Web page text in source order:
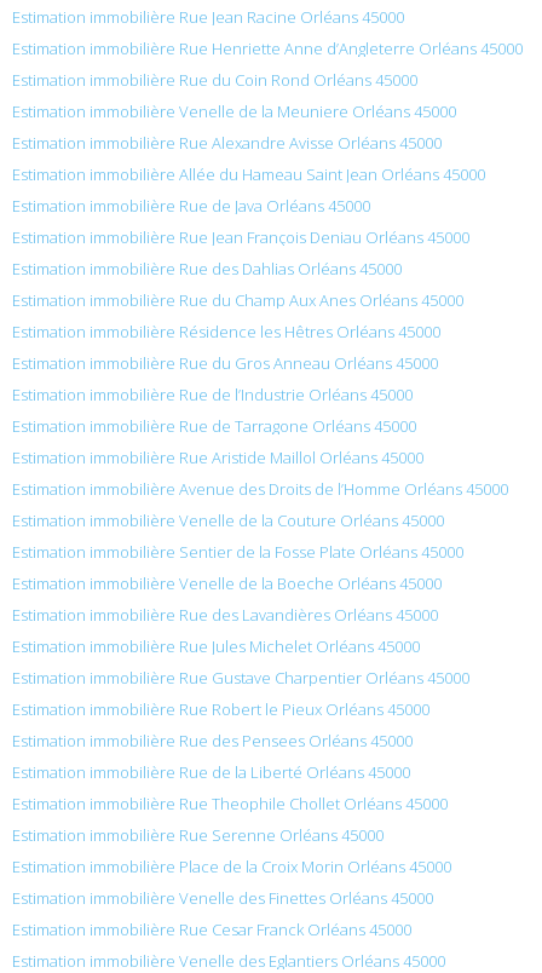
Estimation immobilière Rue Jean Racine Orléans 45000
Estimation immobilière Rue Henriette Anne d’Angleterre Orléans 45000
Estimation immobilière Rue du Coin Rond Orléans 45000
Estimation immobilière Venelle de la Meuniere Orléans 45000
Estimation immobilière Rue Alexandre Avisse Orléans 45000
Estimation immobilière Allée du Hameau Saint Jean Orléans 45000
Estimation immobilière Rue de Java Orléans 45000
Estimation immobilière Rue Jean François Deniau Orléans 45000
Estimation immobilière Rue des Dahlias Orléans 45000
Estimation immobilière Rue du Champ Aux Anes Orléans 45000
Estimation immobilière Résidence les Hêtres Orléans 45000
Estimation immobilière Rue du Gros Anneau Orléans 45000
Estimation immobilière Rue de l’Industrie Orléans 45000
Estimation immobilière Rue de Tarragone Orléans 45000
Estimation immobilière Rue Aristide Maillol Orléans 45000
Estimation immobilière Avenue des Droits de l’Homme Orléans 45000
Estimation immobilière Venelle de la Couture Orléans 45000
Estimation immobilière Sentier de la Fosse Plate Orléans 45000
Estimation immobilière Venelle de la Boeche Orléans 45000
Estimation immobilière Rue des Lavandières Orléans 45000
Estimation immobilière Rue Jules Michelet Orléans 45000
Estimation immobilière Rue Gustave Charpentier Orléans 45000
Estimation immobilière Rue Robert le Pieux Orléans 45000
Estimation immobilière Rue des Pensees Orléans 45000
Estimation immobilière Rue de la Liberté Orléans 45000
Estimation immobilière Rue Theophile Chollet Orléans 45000
Estimation immobilière Rue Serenne Orléans 45000
Estimation immobilière Place de la Croix Morin Orléans 45000
Estimation immobilière Venelle des Finettes Orléans 45000
Estimation immobilière Rue Cesar Franck Orléans 45000
Estimation immobilière Venelle des Eglantiers Orléans 45000